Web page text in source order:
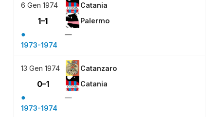
6 Gen 1974 Catania
1–1 Palermo
●
—
1973-1974
13 Gen 1974 Catanzaro
0–1 Catania
●
—
1973-1974